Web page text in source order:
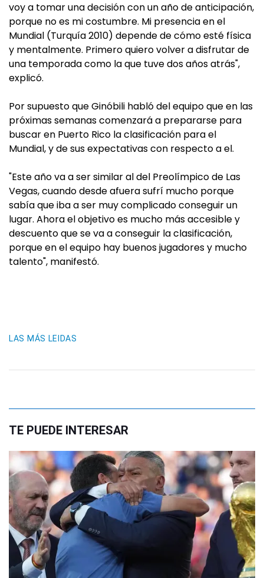
voy a tomar una decisión con un año de anticipación,
porque no es mi costumbre. Mi presencia en el
Mundial (Turquía 2010) depende de cómo esté física
y mentalmente. Primero quiero volver a disfrutar de
una temporada como la que tuve dos años atrás",
explicó.
Por supuesto que Ginóbili habló del equipo que en las
próximas semanas comenzará a prepararse para
buscar en Puerto Rico la clasificación para el
Mundial, y de sus expectativas con respecto a el.
"Este año va a ser similar al del Preolímpico de Las
Vegas, cuando desde afuera sufrí mucho porque
sabía que iba a ser muy complicado conseguir un
lugar. Ahora el objetivo es mucho más accesible y
descuento que se va a conseguir la clasificación,
porque en el equipo hay buenos jugadores y mucho
talento", manifestó.
LAS MÁS LEIDAS
TE PUEDE INTERESAR